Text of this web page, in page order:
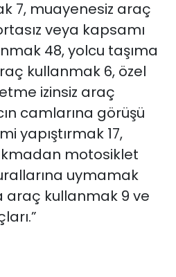
7, muayenesiz araç
veya kapsamı
48, yolcu taşıma
kullanmak 6, özel
izinsiz araç
camlarına görüşü
yapıştırmak 17,
motosiklet
uymamak
araç kullanmak 9 ve